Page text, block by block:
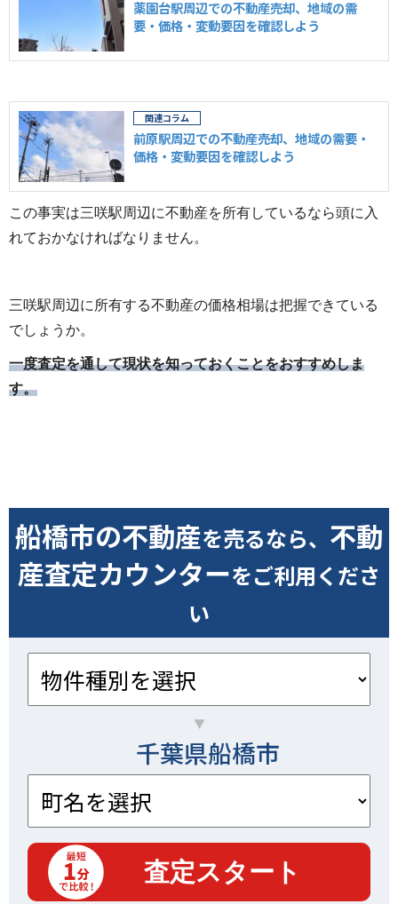
薬園台駅周辺での不動産売却、地域の需
要・価格・変動要因を確認しよう
前原駅周辺での不動産売却、地域の需要・
価格・変動要因を確認しよう
この事実は三咲駅周辺に不動産を所有しているなら頭に入
れておかなければなりません。
三咲駅周辺に所有する不動産の価格相場は把握できている
でしょうか。
一度査定を通して現状を知っておくことをおすすめしま
す。
船橋市の不動産を売るなら、 不動
産査定カウンターをご利用くださ
い
千葉県船橋市